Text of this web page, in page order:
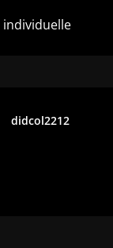
didcol2212